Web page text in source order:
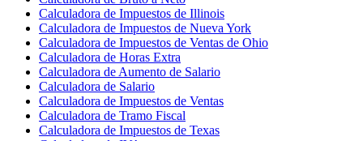
Calculadora de Impuestos de Illinois
Calculadora de Impuestos de Nueva York
Calculadora de Impuestos de Ventas de Ohio
Calculadora de Horas Extra
Calculadora de Aumento de Salario
Calculadora de Salario
Calculadora de Impuestos de Ventas
Calculadora de Tramo Fiscal
Calculadora de Impuestos de Texas